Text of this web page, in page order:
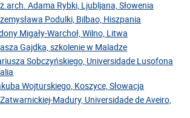
Adama Rybki, Ljubljana, Słowenia
Podulki, Bilbao, Hiszpania
Migały-Warchoł, Wilno, Litwa
Gajdka, szkolenie w Maladze
Sobczyńskiego, Universidade Lusofona
Wojturskiego, Koszyce, Słowacja
Madury, Universidade de Aveiro,